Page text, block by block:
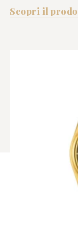
Scopri il